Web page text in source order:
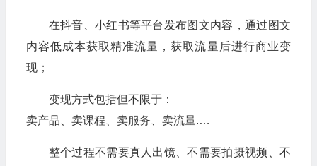
在抖音、小红书等平台发布图文内容，通过图文
内容低成本获取精准流量，获取流量后进行商业变
现；
变现方式包括但不限于：
卖产品、卖课程、卖服务、卖流量.…
整个过程不需要真人出镜、不需要拍摄视频、不